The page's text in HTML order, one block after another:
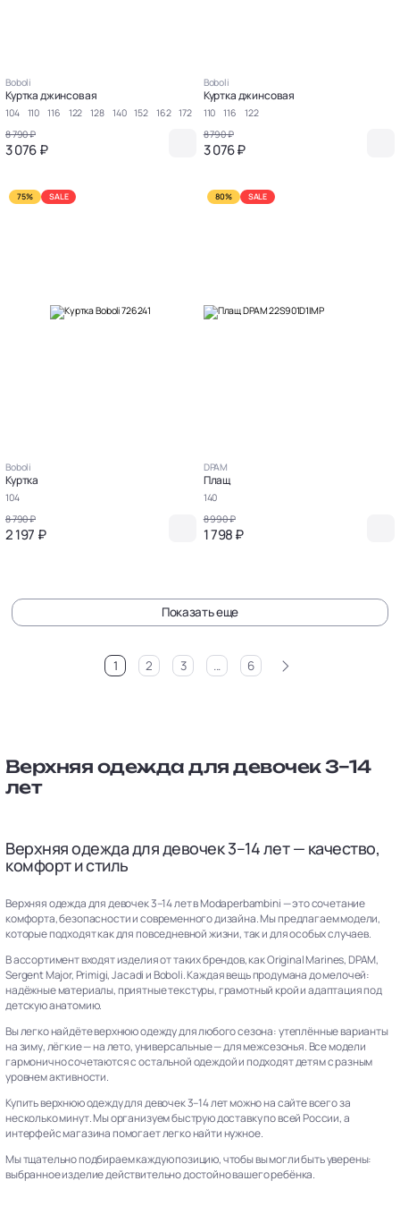
Boboli
Куртка джинсовая
104 110 116 122 128 140 152 162
172
8 790 ₽
3 076 ₽
Boboli
Куртка джинсовая
110 116
122
8 790 ₽
3 076 ₽
75% SALE
Boboli
Куртка
104
8 790 ₽
2 197 ₽
80% SALE
DPAM
Плащ
140
8 990 ₽
1 798 ₽
Показать еще
1 2 3 ... 6 >
Верхняя одежда для девочек 3–14
лет
Верхняя одежда для девочек 3–14 лет — качество,
комфорт и стиль
Верхняя одежда для девочек 3–14 лет в Modaperbambini — это сочетание
комфорта, безопасности и современного дизайна. Мы предлагаем модели,
которые подходят как для повседневной жизни, так и для особых случаев.
В ассортимент входят изделия от таких брендов, как Original Marines, DPAM,
Sergent Major, Primigi, Jacadi и Boboli. Каждая вещь продумана до мелочей:
надёжные материалы, приятные текстуры, грамотный крой и адаптация под
детскую анатомию.
Вы легко найдёте верхнюю одежду для любого сезона: утеплённые варианты
на зиму, лёгкие — на лето, универсальные — для межсезонья. Все модели
гармонично сочетаются с остальной одеждой и подходят детям с разным
уровнем активности.
Купить верхнюю одежду для девочек 3–14 лет можно на сайте всего за
несколько минут. Мы организуем быструю доставку по всей России, а
интерфейс магазина помогает легко найти нужное.
Мы тщательно подбираем каждую позицию, чтобы вы могли быть уверены:
выбранное изделие действительно достойно вашего ребёнка.